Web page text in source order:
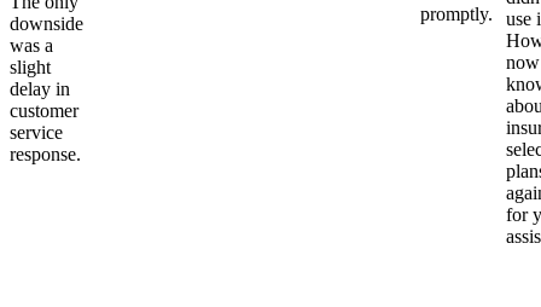
downside
was a
slight
delay in
customer
service
response.
promptly.
use
for